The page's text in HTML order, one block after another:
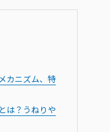
カニズム、特
は？うねりや